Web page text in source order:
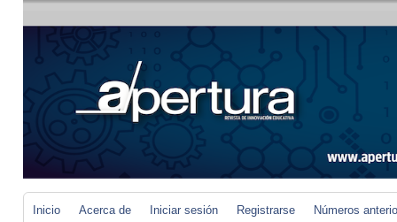
Inicio Acerca de Iniciar sesión Registrarse Números